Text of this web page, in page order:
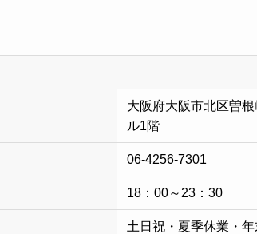
大阪府大阪市北区曽
ル1階
06-4256-7301
18：00～23：30
土日祝・夏季休業・